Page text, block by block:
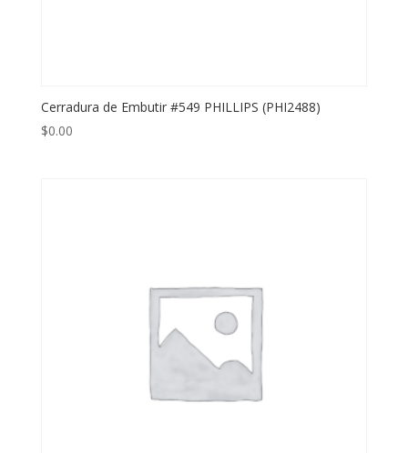
Cerradura de Embutir #549 PHILLIPS (PHI2488)
$0.00